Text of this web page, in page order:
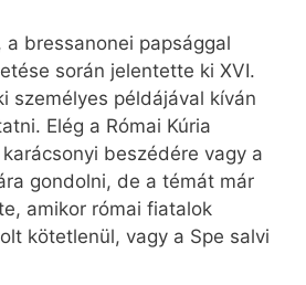
a bressanonei papsággal
során jelentette ki XVI.
személyes példájával kíván
Elég a Római Kúria
beszédére vagy a
gondolni, de a témát már
amikor római fiatalok
kötetlenül, vagy a Spe salvi